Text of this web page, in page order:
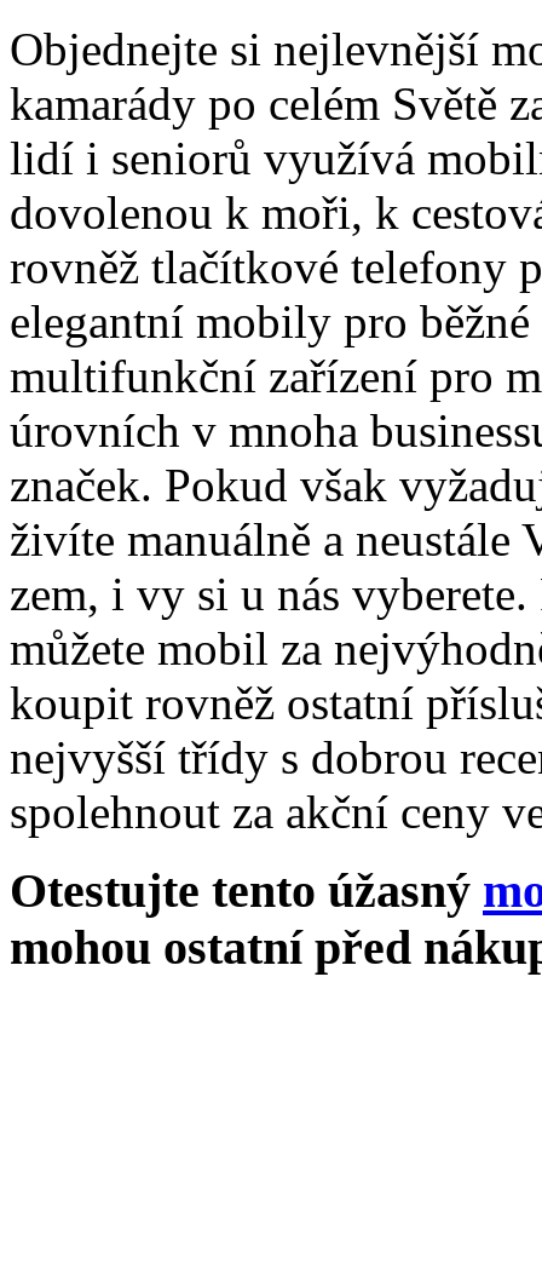
Objednejte si nejlevnější
kamarády po celém Světě
lidí i seniorů využívá
dovolenou k moři, k
rovněž tlačítkové telefony
elegantní mobily pro
multifunkční zařízení pro
úrovních v mnoha
značek. Pokud však
živíte manuálně a neustále
zem, i vy si u nás
můžete mobil za
koupit rovněž ostatní
nejvyšší třídy s dobrou
spolehnout za akční ceny
Otestujte tento úžasný
mohou ostatní před